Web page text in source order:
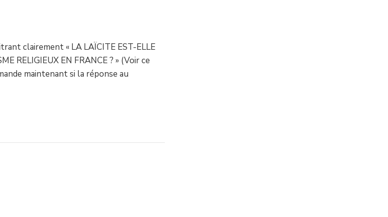
clairement « LA LAÏCITE EST-ELLE
RELIGIEUX EN FRANCE ? » (Voir ce
maintenant si la réponse au